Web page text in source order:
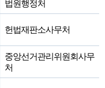
법원행정처
헌법재판소사무처
중앙선거관리위원회사무
처